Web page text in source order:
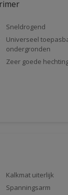
Sneldrogend
Universeel
ondergronden
Zeer goede
Kalkmat uiterlijk
Spanningsarm